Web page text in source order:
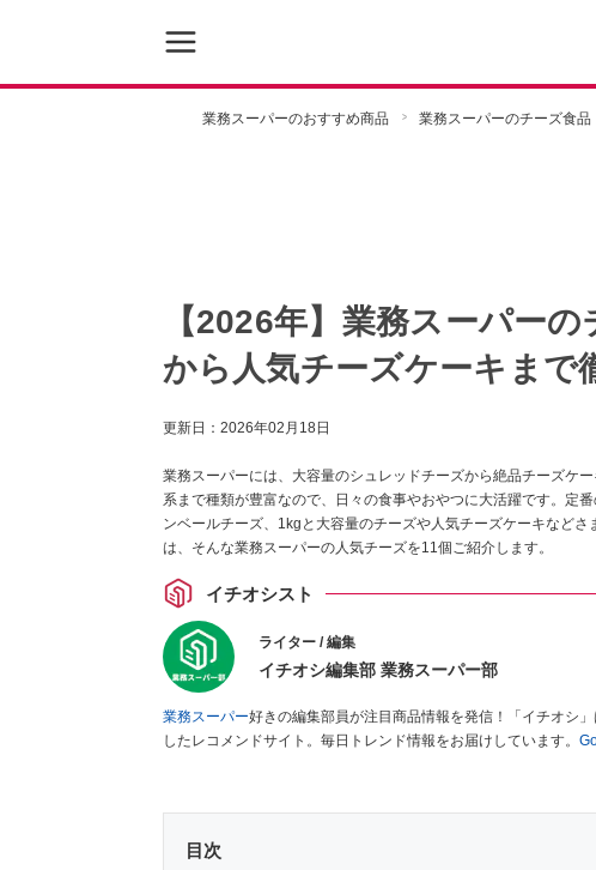
業務スーパーのおすすめ商品 業務スーパーのチーズ食品
【2026年】業務スーパー
から人気チーズケーキまで
更新日： 2026年02月18日
業務スーパーには、大容量のシュレッドチーズから絶品チーズケ
系まで種類が豊富なので、日々の食事やおやつに大活躍です。定
ンベールチーズ、1kgと大容量のチーズや人気チーズケーキなど
は、そんな業務スーパーの人気チーズを11個ご紹介します。
イチオシスト
ライター / 編集
イチオシ編集部 業務スーパー部
業務スーパー好きの編集部員が注目商品情報を発信！「イチオシ
したレコメンドサイト。毎日トレンド情報をお届けしています。
目次